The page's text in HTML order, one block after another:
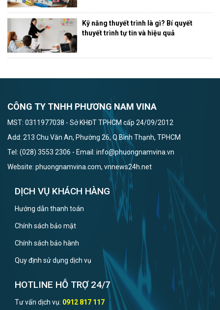
Kỹ năng thuyết trình là gì? Bí quyết
thuyết trình tự tin và hiệu quả
CÔNG TY TNHH PHƯƠNG NAM VINA
MST: 0311977038 - Sở KHĐT TPHCM cấp 24/09/2012
Add: 213 Chu Văn An, Phường 26, Q.Bình Thạnh, TPHCM
Tel: (028) 3553 2306 - Email: info@phuongnamvina.vn
Website: phuongnamvina.com, vnnews24h.net
DỊCH VỤ KHÁCH HÀNG
Hướng dẫn thanh toán
Chính sách bảo mật
Chính sách bảo hành
Quy định sử dụng dịch vụ
HOTLINE HỖ TRỢ 24/7
Tư vấn dịch vụ: 0912 817 117